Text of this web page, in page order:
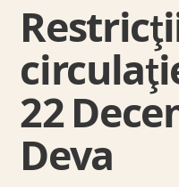
22
Deva